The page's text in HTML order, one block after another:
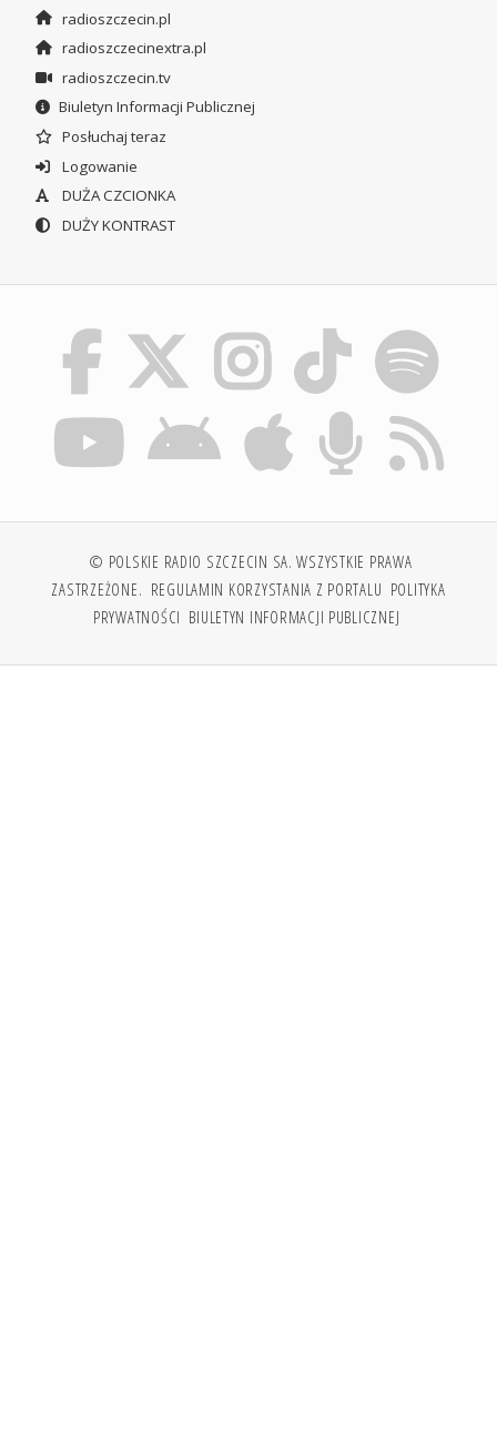
radioszczecin.pl
radioszczecinextra.pl
radioszczecin.tv
Biuletyn Informacji Publicznej
Posłuchaj teraz
Logowanie
DUŻA CZCIONKA
DUŻY KONTRAST
© POLSKIE RADIO SZCZECIN SA. WSZYSTKIE PRAWA
ZASTRZEŻONE. REGULAMIN KORZYSTANIA Z PORTALU POLITYKA
PRYWATNOŚCI BIULETYN INFORMACJI PUBLICZNEJ